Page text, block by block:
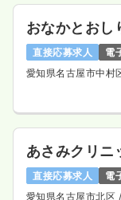
おなかとおし
直接応募求人 電
愛知県名古屋市中村
あさみクリニ
直接応募求人 電
愛知県名古屋市北区